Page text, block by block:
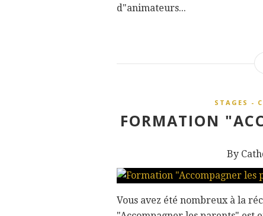
d"animateurs...
STAGES -
FORMATION
By
Vous avez été nombreux à la